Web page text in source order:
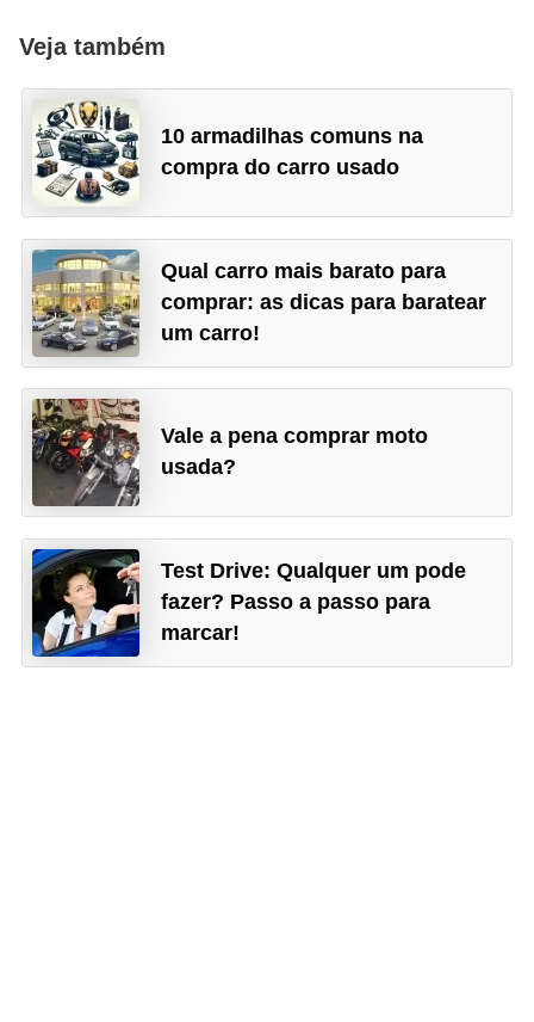
Veja também
10 armadilhas comuns na
compra do carro usado
Qual carro mais barato para
comprar: as dicas para baratear
um carro!
Vale a pena comprar moto
usada?
Test Drive: Qualquer um pode
fazer? Passo a passo para
marcar!
u
r
a
n
ç
a
e
s
e
u
r
o
s